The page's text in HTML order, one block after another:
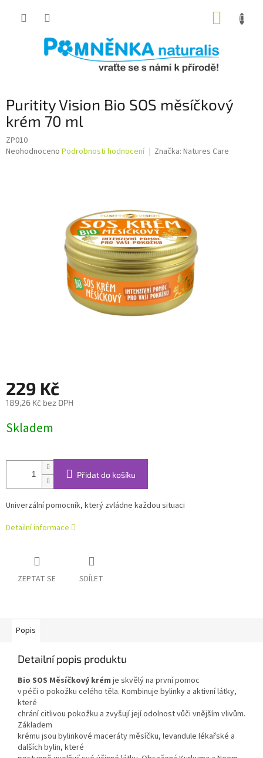
Puritity Vision Bio SOS měsíčkový
krém 70 ml
ZP010
Průměrné
Neohodnoceno Podrobnosti hodnocení Značka: Natures Care
229 Kč
189,26 Kč bez DPH
cena:
Skladem
Přidat do košíku
Univerzální pomocník, který zvládne každou situaci
Detailní informace
ZEPTAT SE SDÍLET
Popis
Detailní popis produktu
Bio SOS Měsíčkový krém je skvělý na první pomoc
v péči o pokožku celého těla. Kombinuje bylinky a aktivní látky,
které
chrání citlivou pokožku a zvyšují její odolnost vůči vnějším vlivům.
Základem
krému jsou bylinkové maceráty měsíčku, levandule lékařské a
dalších bylin, které